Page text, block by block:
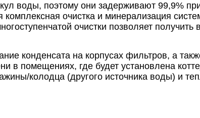
воды, поэтому они задерживают 99,9%
очистка и минерализация
очистки позволяет
конденсата на корпусах фильтров, а
в помещениях, где будет установлена
колодца (другого источника воды) и